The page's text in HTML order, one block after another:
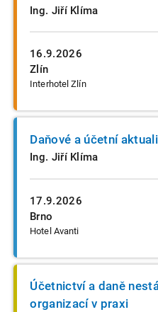
16.9.2026
Zlín
Interhotel Zlín
Ing. Jiří Klíma
17.9.2026
Brno
Hotel Avanti
Daňové a účetní
Ing. Jiří Klíma
Účetnictví a daně
organizací v praxi